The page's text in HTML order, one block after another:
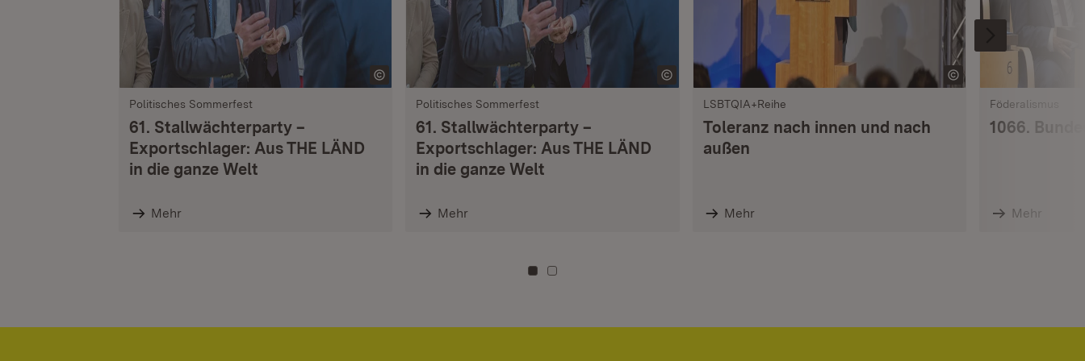
Politisches Sommerfest
61. Stallwächterparty –
Exportschlager: Aus THE LÄND
in die ganze Welt
Mehr
Politisches Sommerfest
61. Stallwächterparty –
Exportschlager: Aus THE LÄND
in die ganze Welt
Mehr
LSBTQIA+Reihe
Toleranz nach innen und nach
außen
Mehr
Föderalismus
1066.
Mehr
Zu Kachel: 0
Zu Kachel: 3